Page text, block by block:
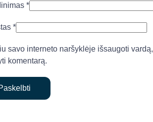
*
*
savo interneto naršyklėje išsaugoti
komentarą.